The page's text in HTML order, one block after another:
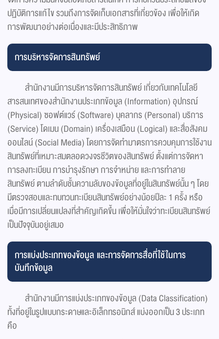
ปฏิบัติการแก้ไข รวมถึงการจัดเก็บเอกสารที่เกี่ยวข้อง เพื่อให้เกิด
การพัฒนาอย่างต่อเนื่องและมีประสิทธิภาพ
การบริหารจัดการสินทรัพย์
สำนักงานมีการบริหารจัดการสินทรัพย์ เกี่ยวกับเทคโนโลยี
สารสนเทศของสำนักงานประเภทข้อมูล (Information) อุปกรณ์
(Physical) ซอฟต์แวร์ (Software) บุคลากร (Personal) บริการ
(Service) โดเมน (Domain) เครื่องเสมือน (Logical) และสื่อสังคม
ออนไลน์ (Social Media) โดยการจัดทำมาตรการควบคุมการใช้งาน
สินทรัพย์ที่เหมาะสมตลอดวงจรชีวิตของสินทรัพย์ ตั้งแต่การจัดหา
การลงทะเบียน การบำรุงรักษา การจำหน่าย และการทำลาย
สินทรัพย์ ตามลำดับชั้นความลับของข้อมูลที่อยู่ในสินทรัพย์นั้น ๆ โดย
มีตรวจสอบและทบทวนทะเบียนสินทรัพย์อย่างน้อยปีละ 1 ครั้ง หรือ
เมื่อมีการเปลี่ยนแปลงที่สำคัญเกิดขึ้น เพื่อให้มั่นใจว่าทะเบียนสินทรัพย์
เป็นปัจจุบันอยู่เสมอ
การแบ่งประเภทของข้อมูล และการจัดการสื่อที่ใช้ในการ
บันทึกข้อมูล
สำนักงานมีการแบ่งประเภทของข้อมูล (Data Classification)
ทั้งที่อยู่ในรูปแบบกระดาษและอิเล็กทรอนิกส์ แบ่งออกเป็น 3 ประเภท
คือ